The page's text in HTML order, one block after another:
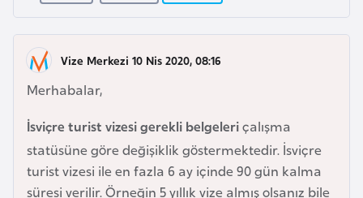
Vize Merkezi 10 Nis 2020, 08:16
Merhabalar,
İsviçre turist vizesi gerekli belgeleriçalışma
statüsüne göre değişiklik göstermektedir. İsviçre
turist vizesi ile en fazla 6 ay içinde 90 gün kalma
süresi verilir. Örneğin 5 yıllık vize almış olsanız bile
a
n
B
h
r